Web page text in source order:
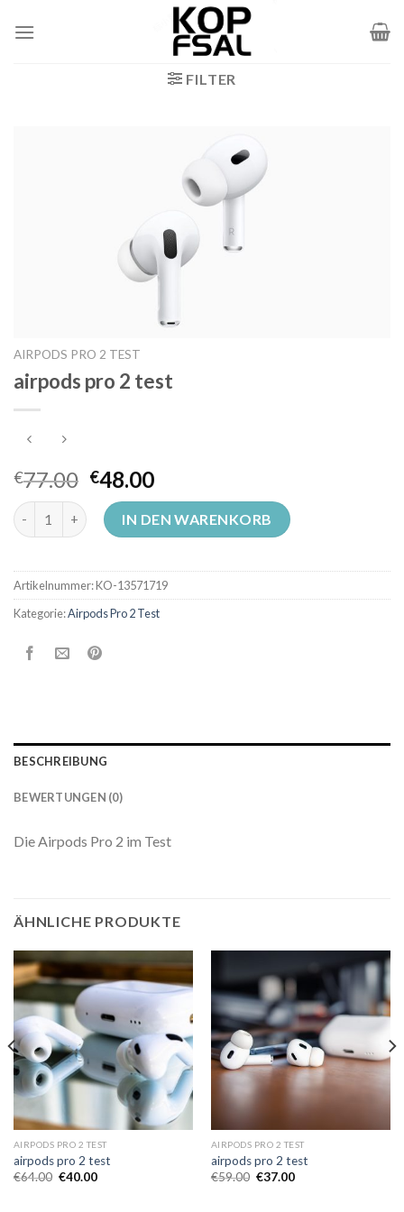
Inhalt
FILTER
AIRPODS PRO 2 TEST
airpods pro 2 test
€77.00 €48.00
airpods pro 2 test MengeIN DEN WARENKORB
Artikelnummer:KO-13571719
Kategorie:Airpods Pro 2 Test
BESCHREIBUNG
BEWERTUNGEN (0)
Die Airpods Pro 2 im Test
ÄHNLICHE PRODUKTE
AIRPODS PRO 2 TEST
airpods pro 2 test
€64.00 €40.00
AIRPODS PRO 2 TEST
airpods pro 2 test
€59.00 €37.00